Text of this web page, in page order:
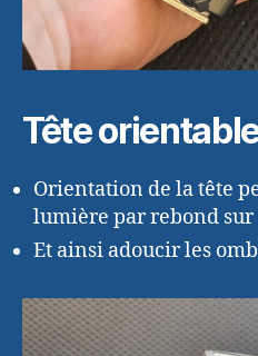
Tête
Orientation de la tête
lumière par rebond
Et ainsi adoucir les